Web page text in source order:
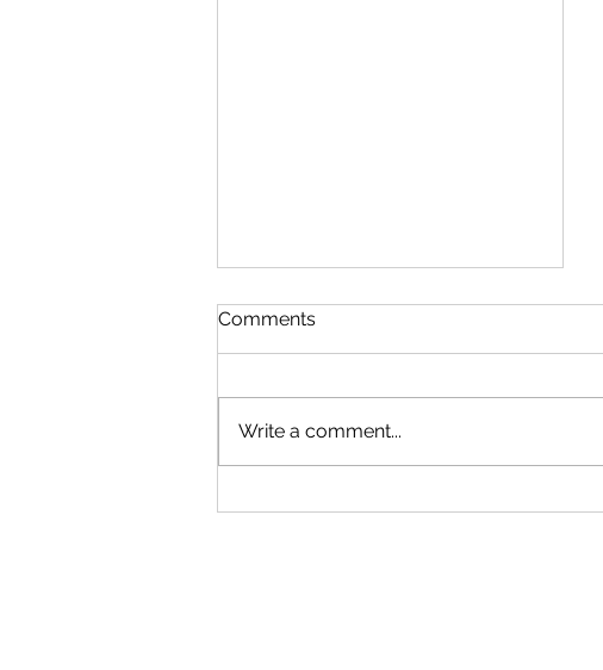
Comments
Write a comment...